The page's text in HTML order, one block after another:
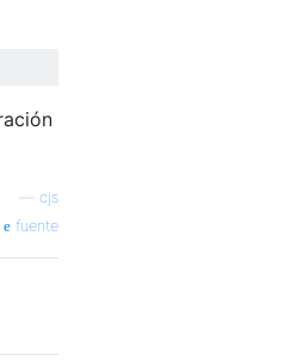
cjs
fuente